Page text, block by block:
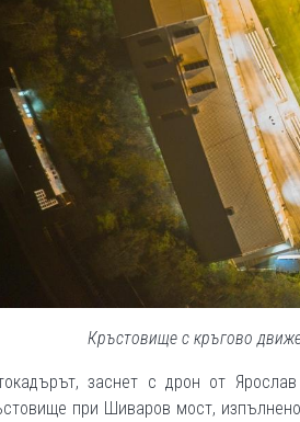
Кръстовище с кръгово
заснет с дрон от
при Шиваров мост,